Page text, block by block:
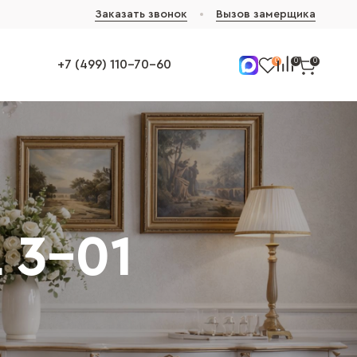
Заказать звонок Вызов замерщика
+7 (499) 110-70-60 0 0 0
01